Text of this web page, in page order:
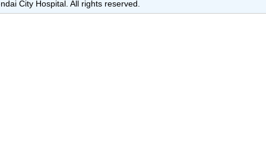
City Hospital. All rights reserved.